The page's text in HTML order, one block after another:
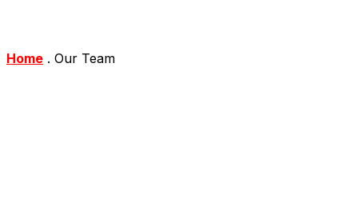
Home . Our Team